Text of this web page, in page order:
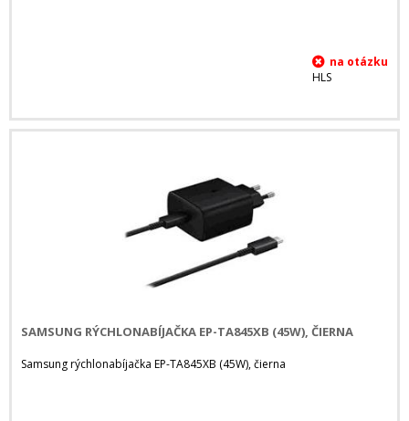
HLS
SAMSUNG RÝCHLONABÍJAČKA EP-TA845XB (45W), ČIERNA
Samsung rýchlonabíjačka EP-TA845XB (45W), čierna